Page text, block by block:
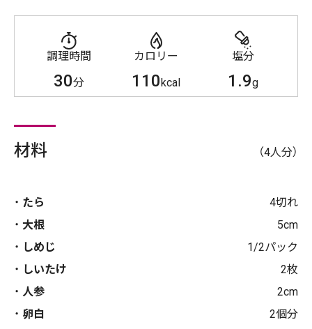
調理時間
30分
カロリー
110kcal
塩分
1.9g
材料 （4人分）
たら
4切れ
大根
5cm
しめじ
1/2パック
しいたけ
2枚
人参
2cm
卵白
2個分